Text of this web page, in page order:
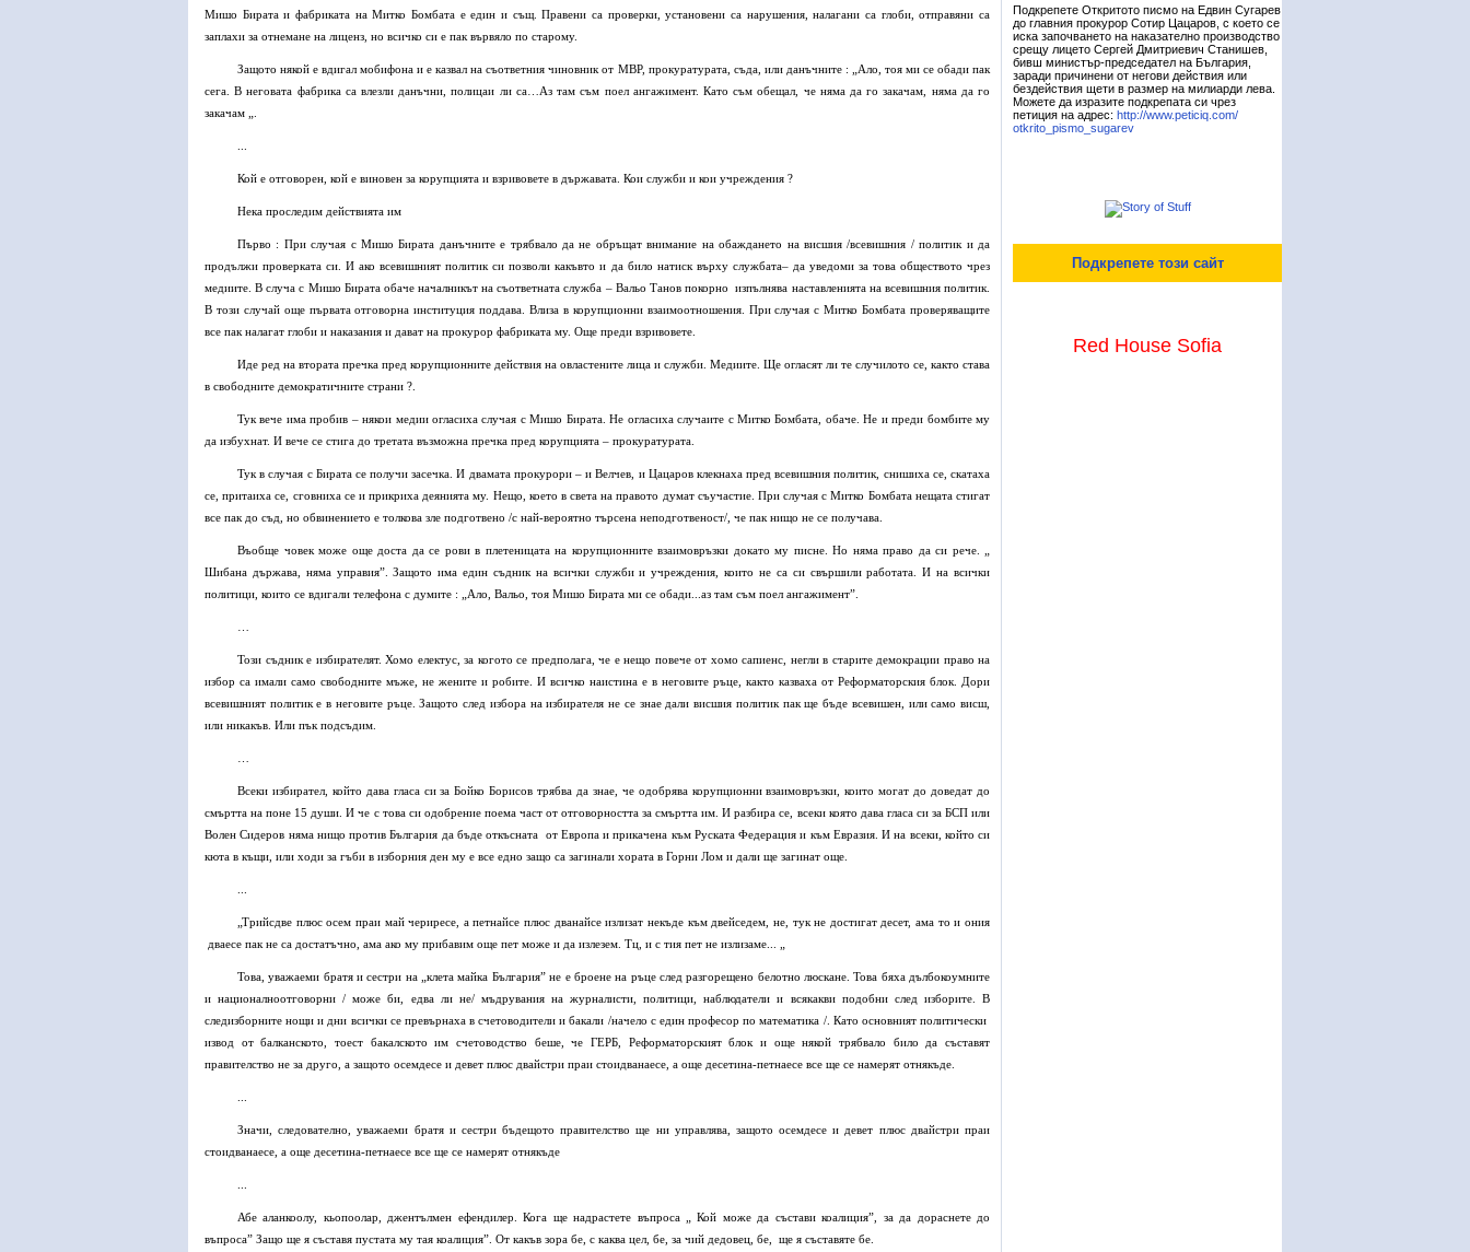
Мишо Бирата и фабриката на Митко Бомбата е един и същ. Правени са проверки, установени са нарушения, налагани са глоби, отправяни са
заплахи за отнемане на лиценз, но всичко си е пак вървяло по старому.
Защото някой е вдигал мобифона и е казвал на съответния чиновник от МВР, прокуратурата, съда, или данъчните : „Ало, тоя ми се обади пак
сега. В неговата фабрика са влезли данъчни, полицаи ли са…Аз там съм поел ангажимент. Като съм обещал, че няма да го закачам, няма да го
закачам „.
Кой е отговорен, кой е виновен за корупцията и взривовете в държавата. Кои служби и кои учреждения ?
Нека проследим действията им
Първо : При случая с Мишо Бирата данъчните е трябвало да не обръщат внимание на обаждането на висшия /всевишния / политик и да
продължи проверката си. И ако всевишният политик си позволи какъвто и да било натиск върху службата– да уведоми за това обществото чрез
медиите. В случа с Мишо Бирата обаче началникът на съответната служба – Вальо Танов покорно изпълнява наставленията на всевишния политик.
В този случай още първата отговорна институция поддава. Влиза в корупционни взаимоотношения. При случая с Митко Бомбата проверяващите
все пак налагат глоби и наказания и дават на прокурор фабриката му. Още преди взривовете.
Иде ред на втората пречка пред корупционните действия на овластените лица и служби. Медиите. Ще огласят ли те случилото се, както става
в свободните демократичните страни ?.
Тук вече има пробив – някои медии огласиха случая с Мишо Бирата. Не огласиха случаите с Митко Бомбата, обаче. Не и преди бомбите му
да избухнат. И вече се стига до третата възможна пречка пред корупцията – прокуратурата.
Тук в случая с Бирата се получи засечка. И двамата прокурори – и Велчев, и Цацаров клекнаха пред всевишния политик, снишиха се, скатаха
се, притаиха се, сговниха се и прикриха деянията му. Нещо, което в света на правото думат съучастие. При случая с Митко Бомбата нещата стигат
все пак до съд, но обвинението е толкова зле подготвено /с най-вероятно търсена неподготвеност/, че пак нищо не се получава.
Въобще човек може още доста да се рови в плетеницата на корупционните взаимовръзки докато му писне. Но няма право да си рече. „
Шибана държава, няма управия”. Защото има един съдник на всички служби и учреждения, които не са си свършили работата. И на всички
политици, които се вдигали телефона с думите : „Ало, Вальо, тоя Мишо Бирата ми се обади...аз там съм поел ангажимент”.
Този съдник е избирателят. Хомо електус, за когото се предполага, че е нещо повече от хомо сапиенс, негли в старите демокрации право на
избор са имали само свободните мъже, не жените и робите. И всичко наистина е в неговите ръце, както казваха от Реформаторския блок. Дори
всевишният политик е в неговите ръце. Защото след избора на избирателя не се знае дали висшия политик пак ще бъде всевишен, или само висш,
или никакъв. Или пък подсъдим.
Всеки избирател, който дава гласа си за Бойко Борисов трябва да знае, че одобрява корупционни взаимовръзки, които могат до доведат до
смъртта на поне 15 души. И че с това си одобрение поема част от отговорността за смъртта им. И разбира се, всеки която дава гласа си за БСП или
Волен Сидеров няма нищо против България да бъде откъсната от Европа и прикачена към Руската Федерация и към Евразия. И на всеки, който си
кюта в къщи, или ходи за гъби в изборния ден му е все едно защо са загинали хората в Горни Лом и дали ще загинат още.
„Трийсдве плюс осем праи май чериресе, а петнайсе плюс дванайсе излизат некъде към двейседем, не, тук не достигат десет, ама то и ония
дваесе пак не са достатъчно, ама ако му прибавим още пет може и да излезем. Тц, и с тия пет не излизаме... „
Това, уважаеми братя и сестри на „клета майка България” не е броене на ръце след разгорещено белотно люскане. Това бяха дълбокоумните
и националноотговорни / може би, едва ли не/ мъдрувания на журналисти, политици, наблюдатели и всякакви подобни след изборите. В
следизборните нощи и дни всички се превърнаха в счетоводители и бакали /начело с един професор по математика /. Като основният политически
извод от балканското, тоест бакалското им счетоводство беше, че ГЕРБ, Реформаторският блок и още някой трябвало било да съставят
правителство не за друго, а защото осемдесе и девет плюс двайстри праи стоидванаесе, а още десетина-петнаесе все ще се намерят отнякъде.
Значи, следователно, уважаеми братя и сестри бъдещото правителство ще ни управлява, защото осемдесе и девет плюс двайстри праи
стоидванаесе, а още десетина-петнаесе все ще се намерят отнякъде
Абе аланкоолу, кьопоолар, джентълмен ефендилер. Кога ще надрастете въпроса „ Кой може да състави коалиция”, за да дораснете до
въпроса” Защо ще я съставя пустата му тая коалиция”. От какъв зора бе, с каква цел, бе, за чий дедовец, бе, ще я съставяте бе.
Подкрепете Откритото писмо на Едвин Сугарев
до главния прокурор Сотир Цацаров, с което се
иска започването на наказателно производство
срещу лицето Сергей Дмитриевич Станишев,
бивш министър-председател на България,
заради причинени от негови действия или
бездействия щети в размер на милиарди лева.
Можете да изразите подкрепата си чрез
петиция на адрес: http://www.peticiq.com/
otkrito_pismo_sugarev
Подкрепете този сайт
Red House Sofia